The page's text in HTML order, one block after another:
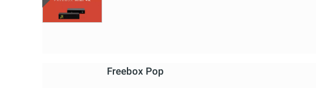
Freebox Pop